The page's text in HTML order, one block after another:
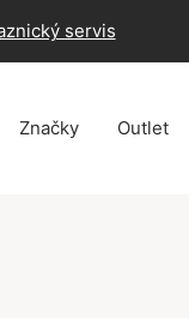
servis
Značky Outlet